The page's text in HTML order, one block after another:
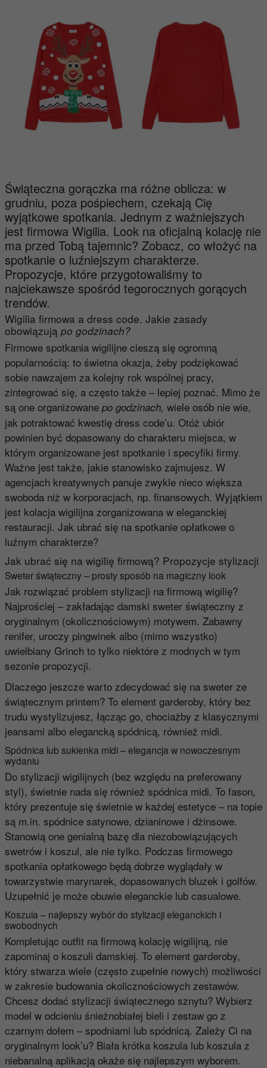
Świąteczna gorączka ma różne oblicza: w
grudniu, poza pośpiechem, czekają Cię
wyjątkowe spotkania. Jednym z ważniejszych
jest firmowa Wigilia. Look na oficjalną kolację nie
ma przed Tobą tajemnic? Zobacz, co włożyć na
spotkanie o luźniejszym charakterze.
Propozycje, które przygotowaliśmy to
najciekawsze spośród tegorocznych gorących
trendów.
Wigilia firmowa a dress code. Jakie zasady
obowiązują po godzinach?
Firmowe spotkania wigilijne cieszą się ogromną
popularnością: to świetna okazja, żeby podziękować
sobie nawzajem za kolejny rok wspólnej pracy,
zintegrować się, a często także – lepiej poznać. Mimo że
są one organizowane po godzinach, wiele osób nie wie,
jak potraktować kwestię dress code’u. Otóż ubiór
powinien być dopasowany do charakteru miejsca, w
którym organizowane jest spotkanie i specyfiki firmy.
Ważne jest także, jakie stanowisko zajmujesz. W
agencjach kreatywnych panuje zwykle nieco większa
swoboda niż w korporacjach, np. finansowych. Wyjątkiem
jest kolacja wigilijna zorganizowana w eleganckiej
restauracji. Jak ubrać się na spotkanie opłatkowe o
luźnym charakterze?
Jak ubrać się na wigilię firmową? Propozycje stylizacji
Sweter świąteczny – prosty sposób na magiczny look
Jak rozwiązać problem stylizacji na firmową wigilię?
Najprościej – zakładając damski sweter świąteczny z
oryginalnym (okolicznościowym) motywem. Zabawny
renifer, uroczy pingwinek albo (mimo wszystko)
uwielbiany Grinch to tylko niektóre z modnych w tym
sezonie propozycji.
Dlaczego jeszcze warto zdecydować się na sweter ze
świątecznym printem? To element garderoby, który bez
trudu wystylizujesz, łącząc go, chociażby z klasycznymi
jeansami albo elegancką spódnicą, również midi.
Spódnica lub sukienka midi – elegancja w nowoczesnym
wydaniu
Do stylizacji wigilijnych (bez względu na preferowany
styl), świetnie nada się również spódnica midi. To fason,
który prezentuje się świetnie w każdej estetyce – na topie
są m.in. spódnice satynowe, dzianinowe i dżinsowe.
Stanowią one genialną bazę dla niezobowiązujących
swetrów i koszul, ale nie tylko. Podczas firmowego
spotkania opłatkowego będą dobrze wyglądały w
towarzystwie marynarek, dopasowanych bluzek i golfów.
Uzupełnić je może obuwie eleganckie lub casualowe.
Koszula – najlepszy wybór do stylizacji eleganckich i
swobodnych
Kompletując outfit na firmową kolację wigilijną, nie
zapominaj o koszuli damskiej. To element garderoby,
który stwarza wiele (często zupełnie nowych) możliwości
w zakresie budowania okolicznościowych zestawów.
Chcesz dodać stylizacji świątecznego sznytu? Wybierz
model w odcieniu śnieżnobiałej bieli i zestaw go z
czarnym dołem – spodniami lub spódnicą. Zależy Ci na
oryginalnym look’u? Biała krótka koszula lub koszula z
niebanalną aplikacją okaże się najlepszym wyborem.